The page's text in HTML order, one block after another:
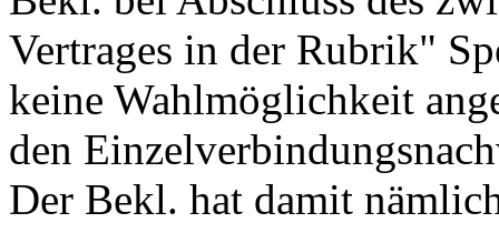
Vertrages in der Rubrik"
keine Wahlmöglichkeit
den
Der Bekl. hat damit